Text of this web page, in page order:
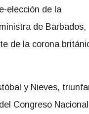
elección de la
de Barbados,
de la corona
y Nieves,
Congreso